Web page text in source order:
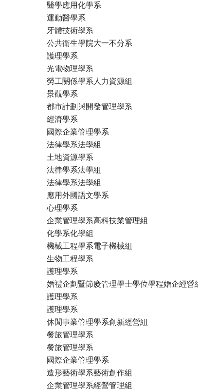
醫學應用化學系
運動醫學系
牙體技術學系
公共衛生學院大一不分系
護理學系
光電物理學系
勞工關係學系人力資源組
景觀學系
都市計劃與開發管理學系
經濟學系
國際企業管理學系
法律學系法學組
土地資源學系
法律學系法學組
法律學系法學組
應用外國語文學系
心理學系
企業管理學系高科技業管理組
化學系化學組
機械工程學系電子機械組
生物工程學系
護理學系
婚禮企劃暨節慶管理學士學位學程婚企經營
護理學系
護理學系
休閒事業管理學系創新經營組
餐旅管理學系
餐旅管理學系
國際企業管理學系
造形藝術學系藝術創作組
企業管理學系經營管理組